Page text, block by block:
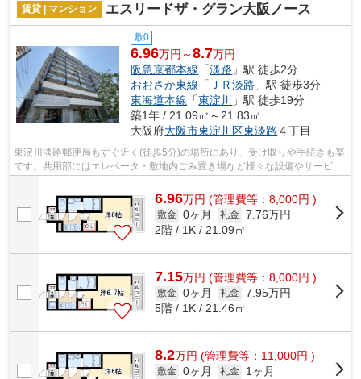
賃貸 | マンション エスリードザ・グラン大阪ノース
敷0
6.96万円～8.7万円
阪急京都本線 「淡路 」駅 徒歩2分
おおさか東線 「 ＪＲ淡路 」駅 徒歩3分
東海道本線 「東淀川
」駅 徒歩19分
築1年 / 21.09㎡～21.83㎡
大阪府大阪市東淀川区東淡路 ４丁目
東淀川淡路郵便局もすぐ近く(徒歩5分)の場所にあり、受け取りや手続きも楽
です。共用部にはエレベータ・敷地内ごみ置き場など様々な設備やサービス
が揃っているので便利です。こちらは...
6.96万円 (管理費等：8,000円 )
敷金 0ヶ月 礼金 7.76万円
2階 / 1K / 21.09㎡
7.15万円 (管理費等：8,000円 )
敷金 0ヶ月 礼金 7.95万円
5階 / 1K / 21.46㎡
8.2万円 (管理費等：11,000円 )
敷金 0ヶ月 礼金
1ヶ月